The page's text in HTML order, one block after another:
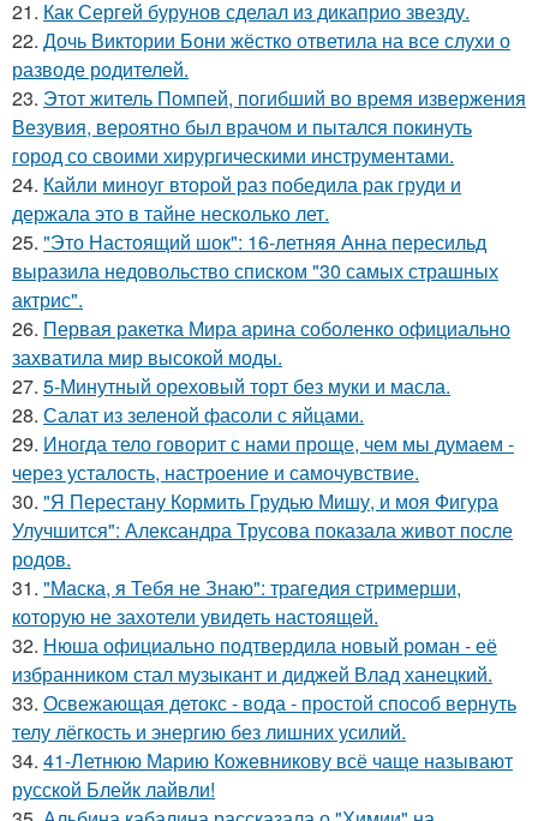
21. Как Сергей бурунов сделал из дикаприо звезду.
22. Дочь Виктории Бони жёстко ответила на все слухи о
разводе родителей.
23. Этот житель Помпей, погибший во время извержения
Везувия, вероятно был врачом и пытался покинуть
город со своими хирургическими инструментами.
24. Кайли миноуг второй раз победила рак груди и
держала это в тайне несколько лет.
25. "Это Настоящий шок": 16-летняя Анна пересильд
выразила недовольство списком "30 самых страшных
актрис".
26. Первая ракетка Мира арина соболенко официально
захватила мир высокой моды.
27. 5-Минутный ореховый торт без муки и масла.
28. Салат из зеленой фасоли с яйцами.
29. Иногда тело говорит с нами проще, чем мы думаем -
через усталость, настроение и самочувствие.
30. "Я Перестану Кормить Грудью Мишу, и моя Фигура
Улучшится": Александра Трусова показала живот после
родов.
31. "Маска, я Тебя не Знаю": трагедия стримерши,
которую не захотели увидеть настоящей.
32. Нюша официально подтвердила новый роман - её
избранником стал музыкант и диджей Влад ханецкий.
33. Освежающая детокс - вода - простой способ вернуть
телу лёгкость и энергию без лишних усилий.
34. 41-Летнюю Марию Кожевникову всё чаще называют
русской Блейк лайвли!